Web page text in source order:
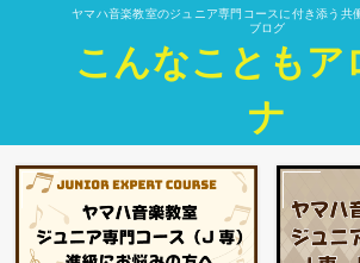
ヤマハ音楽教室のジュニア専門コースに付き添う共
ブログ
こんなこともア
ナ